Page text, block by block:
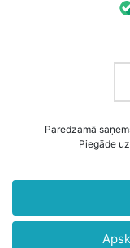
Paredzamā
Piegāde